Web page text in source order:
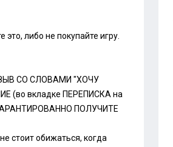
либо не покупайте игру.
CО СЛОВАМИ "ХОЧУ
(во вкладке ПЕРЕПИСКА на
ПОЛУЧИТЕ
стоит обижаться, когда